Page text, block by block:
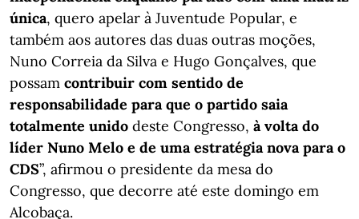
única, quero apelar à Juventude Popular, e
também aos autores das duas outras moções,
Nuno Correia da Silva e Hugo Gonçalves, que
possam contribuir com sentido de
responsabilidade para que o partido saia
totalmente unido deste Congresso, à volta do
líder Nuno Melo e de uma estratégia nova para o
CDS”, afirmou o presidente da mesa do
Congresso, que decorre até este domingo em
Alcobaça.